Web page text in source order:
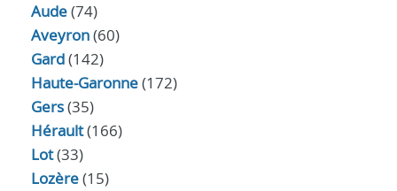
Aude(74)
Aveyron(60)
Gard(142)
Haute-Garonne(172)
Gers(35)
Hérault(166)
Lot(33)
Lozère(15)